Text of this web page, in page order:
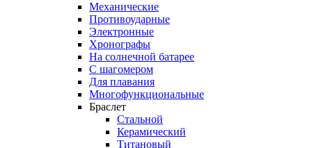
Механические
Противоударные
Электронные
Хронографы
На солнечной батарее
С шагомером
Для плавания
Многофункциональные
Браслет
Стальной
Керамический
Титановый